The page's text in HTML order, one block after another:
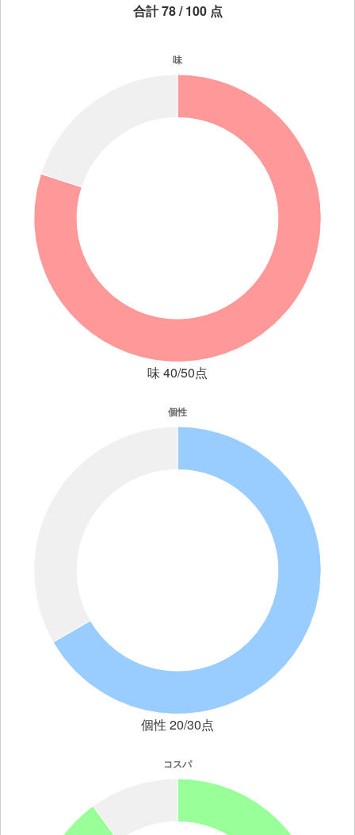
合計 78 / 100 点
味 40/50点
個性 20/30点